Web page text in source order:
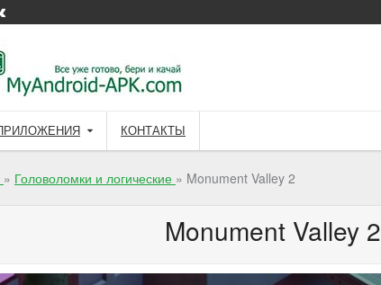
КОНТАКТЫ
» Головоломки и логические » Monument Valley 2
Monument Valley 2